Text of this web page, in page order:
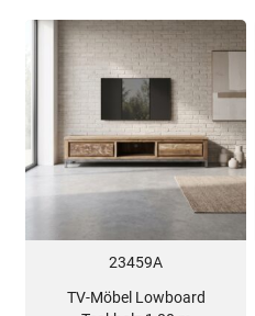
23459A
TV-Möbel Lowboard